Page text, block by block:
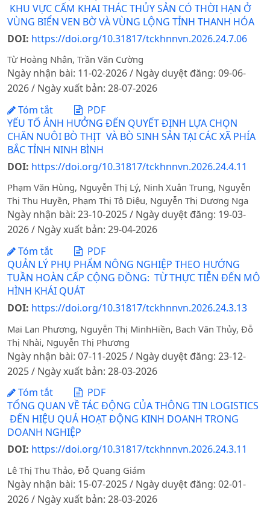
KHU VỰC CẤM KHAI THÁC THỦY SẢN CÓ THỜI HẠN Ở
VÙNG BIỂN VEN BỜ VÀ VÙNG LỘNG TỈNH THANH HÓA
DOI: https://doi.org/10.31817/tckhnnvn.2026.24.7.06
Từ Hoàng Nhân, Trần Văn Cường
Ngày nhận bài: 11-02-2026 / Ngày duyệt đăng: 09-06-
2026 / Ngày xuất bản: 28-07-2026
Tóm tắt
PDF
YẾU TỐ ẢNH HƯỞNG ĐẾN QUYẾT ĐỊNH LỰA CHỌN
CHĂN NUÔI BÒ THỊT VÀ BÒ SINH SẢN TẠI CÁC XÃ PHÍA
BẮC TỈNH NINH BÌNH
DOI: https://doi.org/10.31817/tckhnnvn.2026.24.4.11
Phạm Văn Hùng, Nguyễn Thị Lý, Ninh Xuân Trung, Nguyễn
Thị Thu Huyền, Phạm Thị Tô Diệu, Nguyễn Thị Dương Nga
Ngày nhận bài: 23-10-2025 / Ngày duyệt đăng: 19-03-
2026 / Ngày xuất bản: 29-04-2026
Tóm tắt
PDF
QUẢN LÝ PHỤ PHẨM NÔNG NGHIỆP THEO HƯỚNG
TUẦN HOÀN CẤP CỘNG ĐỒNG: TỪ THỰC TIỄN ĐẾN MÔ
HÌNH KHÁI QUÁT
DOI: https://doi.org/10.31817/tckhnnvn.2026.24.3.13
Mai Lan Phương, Nguyễn Thị MinhHiền, Bach Văn Thủy, Đỗ
Thị Nhài, Nguyễn Thị Phương
Ngày nhận bài: 07-11-2025 / Ngày duyệt đăng: 23-12-
2025 / Ngày xuất bản: 28-03-2026
Tóm tắt
PDF
TỔNG QUAN VỀ TÁC ĐỘNG CỦA THÔNG TIN LOGISTICS
ĐẾN HIỆU QUẢ HOẠT ĐỘNG KINH DOANH TRONG
DOANH NGHIỆP
DOI: https://doi.org/10.31817/tckhnnvn.2026.24.3.11
Lê Thị Thu Thảo, Đỗ Quang Giám
Ngày nhận bài: 15-07-2025 / Ngày duyệt đăng: 02-01-
2026 / Ngày xuất bản: 28-03-2026